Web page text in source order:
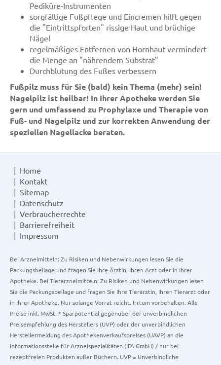
Pediküre-Instrumenten
sorgfältige Fußpflege und Eincremen hilft gegen
die "Eintrittspforten" rissige Haut und brüchige
Nägel
regelmäßiges Entfernen von Hornhaut vermindert
die Menge an "nährendem Substrat"
Durchblutung des Fußes verbessern
Fußpilz muss für Sie (bald) kein Thema (mehr) sein!
Nagelpilz ist heilbar! In Ihrer Apotheke werden Sie
gern und umfassend zu Prophylaxe und Therapie von
Fuß- und Nagelpilz und zur korrekten Anwendung der
speziellen Nagellacke beraten.
Home
Kontakt
Sitemap
Datenschutz
Verbraucherrechte
Barrierefreiheit
Impressum
Bei Arzneimitteln: Zu Risiken und Nebenwirkungen lesen Sie die
Packungsbeilage und fragen Sie Ihre Ärztin, Ihren Arzt oder in Ihrer
Apotheke. Bei Tierarzneimitteln: Zu Risiken und Nebenwirkungen lesen
Sie die Packungsbeilage und fragen Sie Ihre Tierärztin, Ihren Tierarzt oder
in Ihrer Apotheke. Nur solange Vorrat reicht. Irrtum vorbehalten. Alle
Preise inkl. MwSt. * Sparpotential gegenüber der unverbindlichen
Preisempfehlung des Herstellers (UVP) oder der unverbindlichen
Herstellermeldung des Apothekenverkaufspreises (UAVP) an die
Informationsstelle für Arzneispezialitäten (IFA GmbH) / nur bei
rezeptfreien Produkten außer Büchern. UVP = Unverbindliche